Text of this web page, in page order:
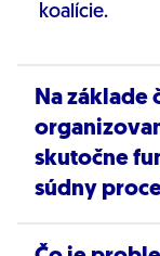
koalície.
Na základe
skutočne
súdny